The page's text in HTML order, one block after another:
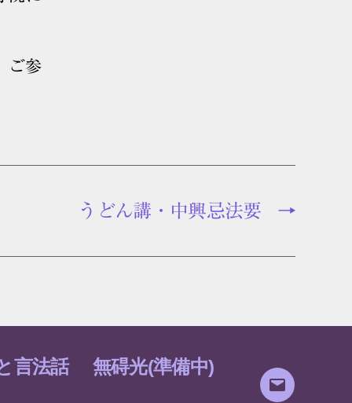
ご参
→
うどん講・中興忌法要
言法話
無碍光(準備中)
メ